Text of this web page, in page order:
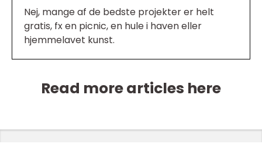
Nej, mange af de bedste projekter er helt
gratis, fx en picnic, en hule i haven eller
hjemmelavet kunst.
Read more articles here